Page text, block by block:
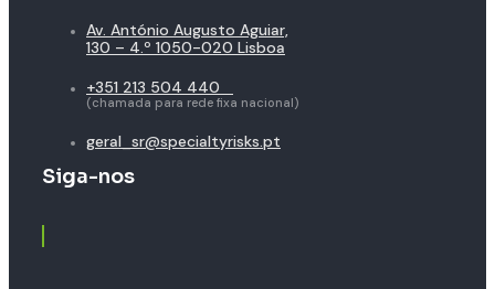
Av. António Augusto Aguiar,
130 – 4.º 1050-020 Lisboa
+351 213 504 440
(chamada para rede fixa nacional)
geral_sr@specialtyrisks.pt
Siga-nos